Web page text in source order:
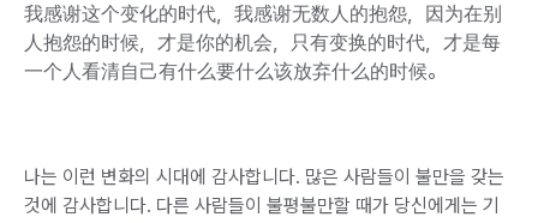
我感谢这个变化的时代，我感谢无数人的抱怨，因为在别
人抱怨的时候，才是你的机会，只有变换的时代，才是每
一个人看清自己有什么要什么该放弃什么的时候。
나는 이런 변화의 시대에 감사합니다. 많은 사람들이 불만을 갖는
것에 감사합니다. 다른 사람들이 불평불만할 때가 당신에게는 기